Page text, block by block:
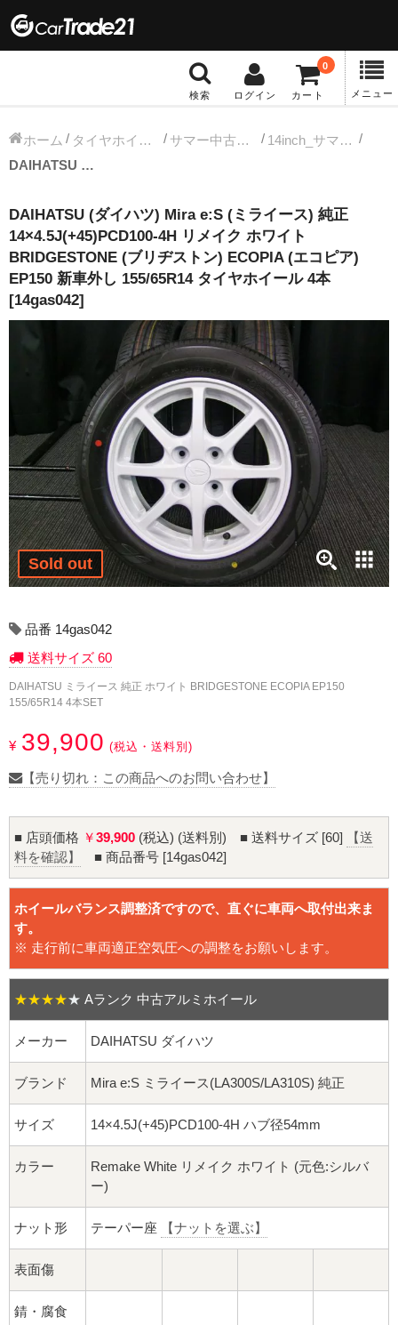
検索 ログイン カート
0
メニュー
冬タイヤホイール
13インチ：冬タイヤホイール
14インチ：冬タイヤホイール
15インチ：冬タイヤホイール
16インチ：冬タイヤホイール
17インチ：冬タイヤホイール
18インチ：冬タイヤホイール
19インチ：冬タイヤホイール
20インチ：冬タイヤホイール
夏タイヤホイール
12インチ：夏タイヤホイール
13インチ：夏タイヤホイール
14インチ：夏タイヤホイール
15インチ：夏タイヤホイール
17インチ：夏タイヤホイール
18インチ：夏タイヤホイール
20インチ：夏タイヤホイール
ホイールナット
平面座ナット
ロング平面ナット
球面座ナット
ホーム タイヤホイールセット サマー中古タイヤホイール
14inch_サマー中古タイヤホイール
DAIHATSU (ダイハツ) Mira e:S (ミライース) 純正 14×4.5J(+45)PCD100-4H リメイク ホワイト BRIDGESTONE (ブリヂストン) ECOPIA (エコピア) EP150 新車外し 155/65R14 タイヤホイール 4本 [14gas042]
DAIHATSU (ダイハツ) Mira e:S (ミライース) 純正
14×4.5J(+45)PCD100-4H リメイク ホワイト
BRIDGESTONE (ブリヂストン) ECOPIA (エコピア)
EP150 新車外し 155/65R14 タイヤホイール 4本
[14gas042]
Sold out
品番 14gas042
送料サイズ 60
DAIHATSU ミライース 純正 ホワイト BRIDGESTONE ECOPIA EP150
155/65R14 4本SET
¥ 39,900 (税込・送料別)
【売り切れ：この商品へのお問い合わせ】
■ 店頭価格 ￥39,900 (税込) (送料別) ■ 送料サイズ [60]
【送
料を確認】
■ 商品番号 [14gas042]
ホイールバランス調整済ですので、直ぐに車両へ取付出来ま
す。
※ 走行前に車両適正空気圧への調整をお願いします。
★★★★★ Aランク 中古アルミホイール
メーカー DAIHATSU ダイハツ
ブランド Mira e:S ミライース(LA300S/LA310S) 純正
サイズ 14×4.5J(+45)PCD100-4H ハブ径54mm
カラー
Remake White リメイク ホワイト (元色:シルバ
ー)
ナット形 テーパー座 【ナットを選ぶ】
表面傷
錆・腐食